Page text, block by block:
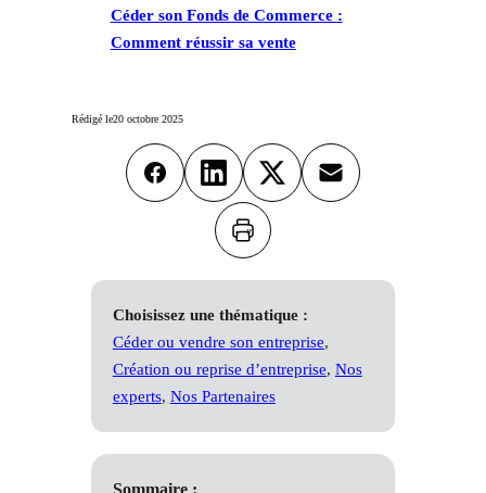
Céder son Fonds de Commerce :
Comment réussir sa vente
Rédigé le20 octobre 2025
FacebookLinkedInX Email
Imprimer
Choisissez une thématique :
Céder ou vendre son entreprise
Création ou reprise d’entreprise, Nos
experts, Nos Partenaires